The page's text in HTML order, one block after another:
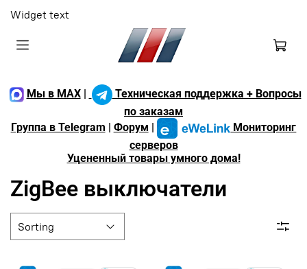
Widget text
Мы в MAX|
Техническая поддержка + Вопросы
по заказам
Группа в Telegram
Форум
Мониторинг
серверов
Уцененный товары умного дома!
ZigBee выключатели